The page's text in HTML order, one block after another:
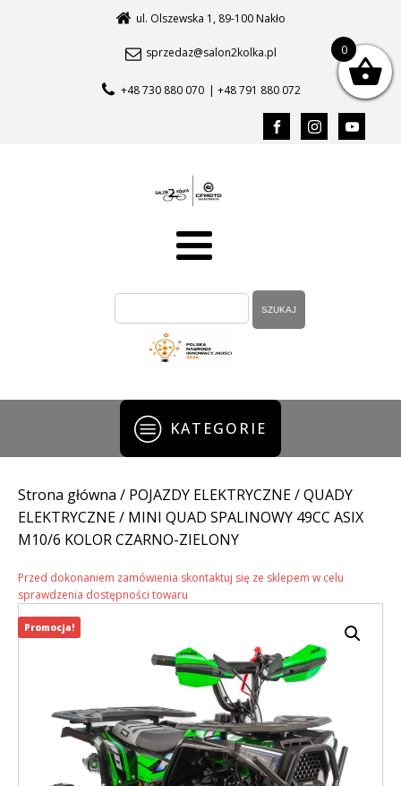
ul. Olszewska 1, 89-100 Nakło
sprzedaz@salon2kolka.pl
+48 730 880 070 | +48 791 880 072
KATEGORIE
Strona główna / POJAZDY ELEKTRYCZNE/QUADY
ELEKTRYCZNE/ MINI QUAD SPALINOWY 49CC ASIX
M10/6 KOLOR CZARNO-ZIELONY
Przed dokonaniem zamówienia skontaktuj się ze sklepem w celu
sprawdzenia dostępności towaru
Promocja!
0